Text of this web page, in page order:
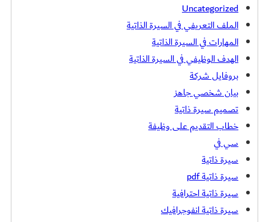
Uncategorized
الملف التعريفي في السيرة الذاتية
المهارات في السيرة الذاتية
الهدف الوظيفي في السيرة الذاتية
بروفايل شركة
بيان شخصي جاهز
تصميم سيرة ذاتية
خطاب التقديم على وظيفة
سي في
سيرة ذاتية
سيرة ذاتية pdf
سيرة ذاتية احترافية
سيرة ذاتية انفوجرافيك